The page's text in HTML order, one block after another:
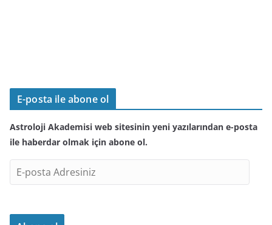
E-posta ile abone ol
Astroloji Akademisi web sitesinin yeni yazılarından e-posta
ile haberdar olmak için abone ol.
-
o